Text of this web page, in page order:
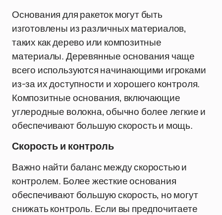
Основания для ракеток могут быть
изготовлены из различных материалов,
таких как дерево или композитные
материалы. Деревянные основания чаще
всего используются начинающими игроками
из-за их доступности и хорошего контроля.
Композитные основания, включающие
углеродные волокна, обычно более легкие и
обеспечивают большую скорость и мощь.
Скорость и контроль
Важно найти баланс между скоростью и
контролем. Более жесткие основания
обеспечивают большую скорость, но могут
снижать контроль. Если вы предпочитаете